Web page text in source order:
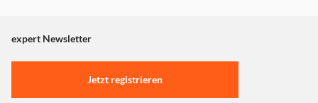
Liter Wasserverbrauch – das ist deutlich weniger als eine
Spülbeckenfüllung. Damit hat Miele den Wasserverbrauch
in den letzten 30 Jahren um 85 % gesenkt. Auch der
"Marketing".
Einstellungen anpassen
expert Newsletter
Jetzt registrieren